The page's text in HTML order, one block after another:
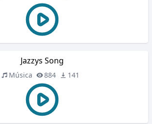
Jazzys Song
Música 884 141